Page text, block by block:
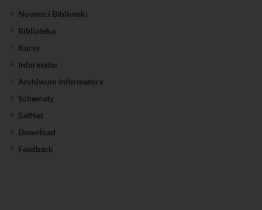
Nowości Biblioteki
Biblioteka
Kursy
Informator
Archiwum Informatora
Schematy
SatNet
Download
Feedback